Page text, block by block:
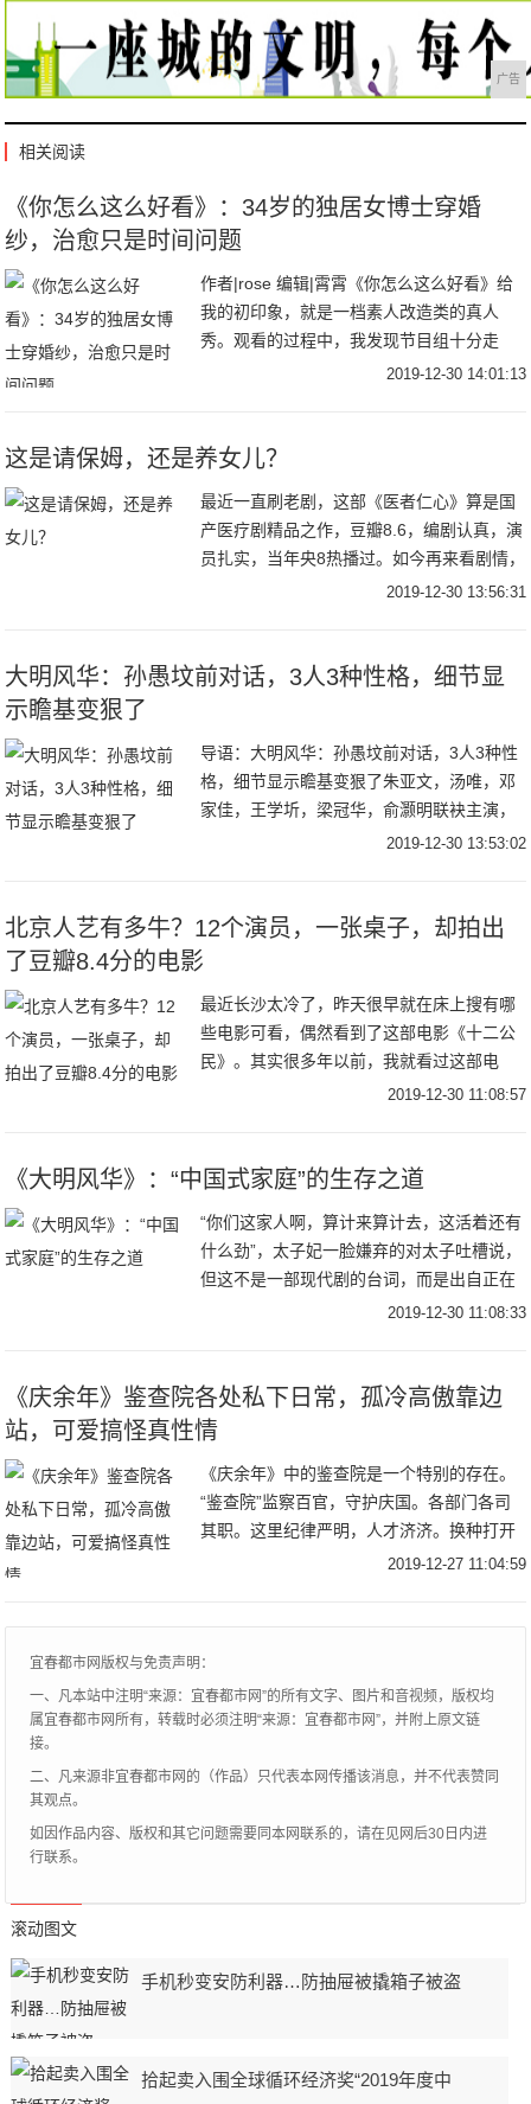
广告
相关阅读
《你怎么这么好看》：34岁的独居女博士穿婚
纱，治愈只是时间问题
作者|rose 编辑|霄霄《你怎么这么好看》给
我的初印象，就是一档素人改造类的真人
秀。观看的过程中，我发现节目组十分走
心，不单纯是从外貌上的改变，还包括个人
2019-12-30 14:01:13
这是请保姆，还是养女儿？
最近一直刷老剧，这部《医者仁心》算是国
产医疗剧精品之作，豆瓣8.6，编剧认真，演
员扎实，当年央8热播过。如今再来看剧情，
依然很写实。今天分享些开心的话题，这部
2019-12-30 13:56:31
大明风华：孙愚坟前对话，3人3种性格，细节显
示瞻基变狠了
导语：大明风华：孙愚坟前对话，3人3种性
格，细节显示瞻基变狠了朱亚文，汤唯，邓
家佳，王学圻，梁冠华，俞灏明联袂主演，
张艺兴友情客串的62集大型古装权谋剧《大
2019-12-30 13:53:02
北京人艺有多牛？12个演员，一张桌子，却拍出
了豆瓣8.4分的电影
最近长沙太冷了，昨天很早就在床上搜有哪
些电影可看，偶然看到了这部电影《十二公
民》。其实很多年以前，我就看过这部电
影，知道这部电影是根据美国1957年的电影
2019-12-30 11:08:57
《大明风华》：“中国式家庭”的生存之道
“你们这家人啊，算计来算计去，这活着还有
什么劲”，太子妃一脸嫌弃的对太子吐槽说，
但这不是一部现代剧的台词，而是出自正在
湖南卫视热播的古装剧《大明风华》。在我
2019-12-30 11:08:33
《庆余年》鉴查院各处私下日常，孤冷高傲靠边
站，可爱搞怪真性情
《庆余年》中的鉴查院是一个特别的存在。
“鉴查院”监察百官，守护庆国。各部门各司
其职。这里纪律严明，人才济济。换种打开
方式看看吧。你以为的“鉴查院”的“宝藏男孩”
2019-12-27 11:04:59
宜春都市网版权与免责声明：
一、凡本站中注明“来源：宜春都市网”的所有文字、图片和音视频，版权均
属宜春都市网所有，转载时必须注明“来源：宜春都市网”，并附上原文链
接。
二、凡来源非宜春都市网的（作品）只代表本网传播该消息，并不代表赞同
其观点。
如因作品内容、版权和其它问题需要同本网联系的，请在见网后30日内进
行联系。
滚动图文
手机秒变安防利器…防抽屉被撬箱子被盗
拾起卖入围全球循环经济奖“2019年度中